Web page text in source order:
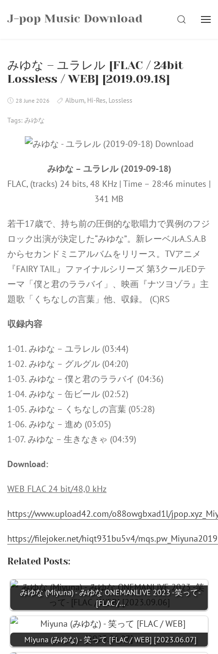
J-pop Music Download SEARCH
みゆな – ユラレル [FLAC / 24bit
Lossless / WEB] [2019.09.18]
28 June 2026 Album, Hi-Res, Lossless
Tags: みゆな
みゆな – ユラレル (2019-09-18)
FLAC, (tracks) 24 bits, 48 KHz | Time – 28:46 minutes |
341 MB
若干17歳で、持ち前の圧倒的な歌唱力で異例のフジ
ロック出演が決定した“みゆな”。新レーベルA.S.A.B
からセカンドミニアルバムをリリース。TVアニメ
『FAIRY TAIL』ファイナルシリーズ 第3クールEDテ
ーマ「僕と君のララバイ」、映画『ナツヨゾラ』主
題歌「くちなしの言葉」他、収録。 (C)RS
収録内容
1-01. みゆな – ユラレル (03:44)
1-02. みゆな – グルグル (04:20)
1-03. みゆな – 僕と君のララバイ (04:36)
1-04. みゆな – 缶ビール (02:52)
1-05. みゆな – くちなしの言葉 (05:28)
1-06. みゆな – 進め (03:05)
1-07. みゆな – 生きなきゃ (04:39)
Download:
WEB FLAC 24 bit/48,0 kHz
https://www.upload42.com/o88owgbxad1l/
https://filejoker.net/hiqt931bu5v4/
Related Posts:
みゆな (Miyuna) - みゆな ONEMANLIVE 2023 -笑って-
[FLAC /…
Miyuna (みゆな) - 笑って [FLAC / WEB] [2023.06.07]